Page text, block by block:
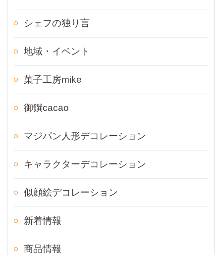
シェフの独り言
地域・イベント
菓子工房mike
御饌cacao
マジパン人形デコレーション
キャラクターデコレーション
似顔絵デコレーション
新着情報
商品情報